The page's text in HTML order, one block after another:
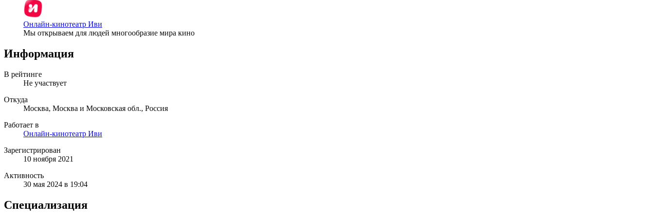
Онлайн-кинотеатр Иви
Мы открываем для людей многообразие мира кино
Информация
В рейтинге
Не участвует
Откуда
Москва, Москва и Московская обл., Россия
Работает в
Онлайн-кинотеатр Иви
Зарегистрирован
10 ноября 2021
Активность
30 мая 2024 в 19:04
Специализация